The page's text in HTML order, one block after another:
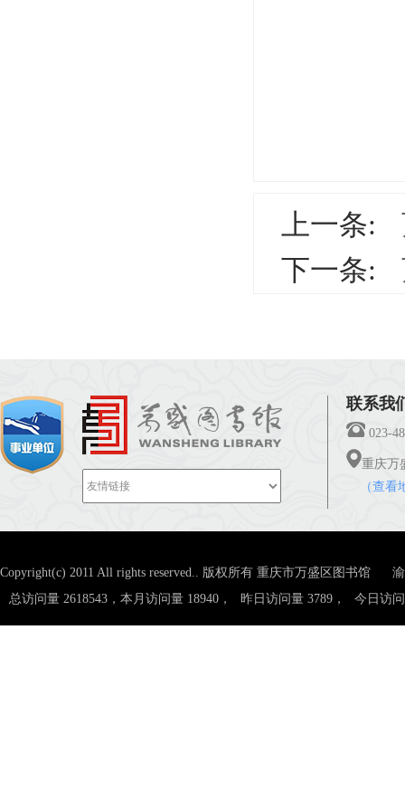
上一条:
下一条:
联系我
023-
重庆万
（查看
Copyright(c) 2011 All rights reserved.. 版权所有 重庆市万盛区图书馆
总访问量 2618543，本月访问量 18940，
昨日访问量 3789， 今日访